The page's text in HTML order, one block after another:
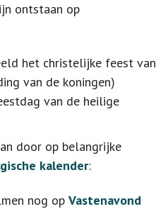
ontstaan op
het christelijke feest van
van de koningen)
van de heilige
door op belangrijke
kalender:
nog op Vastenavond